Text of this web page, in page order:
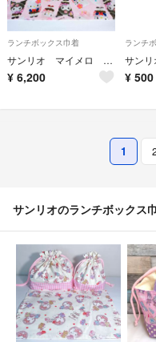
ランチボックス巾着
サンリオ マイメロ キティ クロミ ギャル お弁当袋 コップ袋 ランチョンマット
¥ 6,200
ランチ
¥ 500
1
サンリオのランチボックス